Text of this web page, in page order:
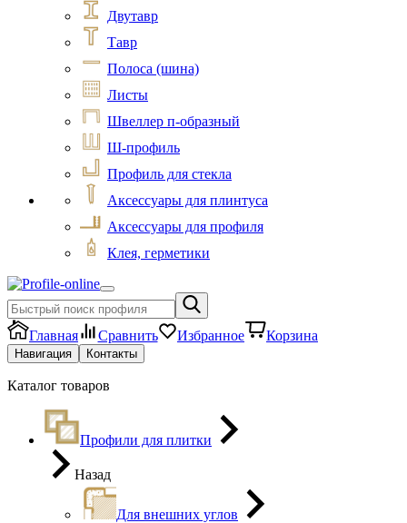
Двутавр
Тавр
Полоса (шина)
Листы
Швеллер п-образный
Ш-профиль
Профиль для стекла
Аксессуары для плинтуса
Аксессуары для профиля
Клея, герметики
Главная Сравнить Избранное Корзина
Навигация Контакты
Каталог товаров
Профили для плитки
Назад
Для внешних углов